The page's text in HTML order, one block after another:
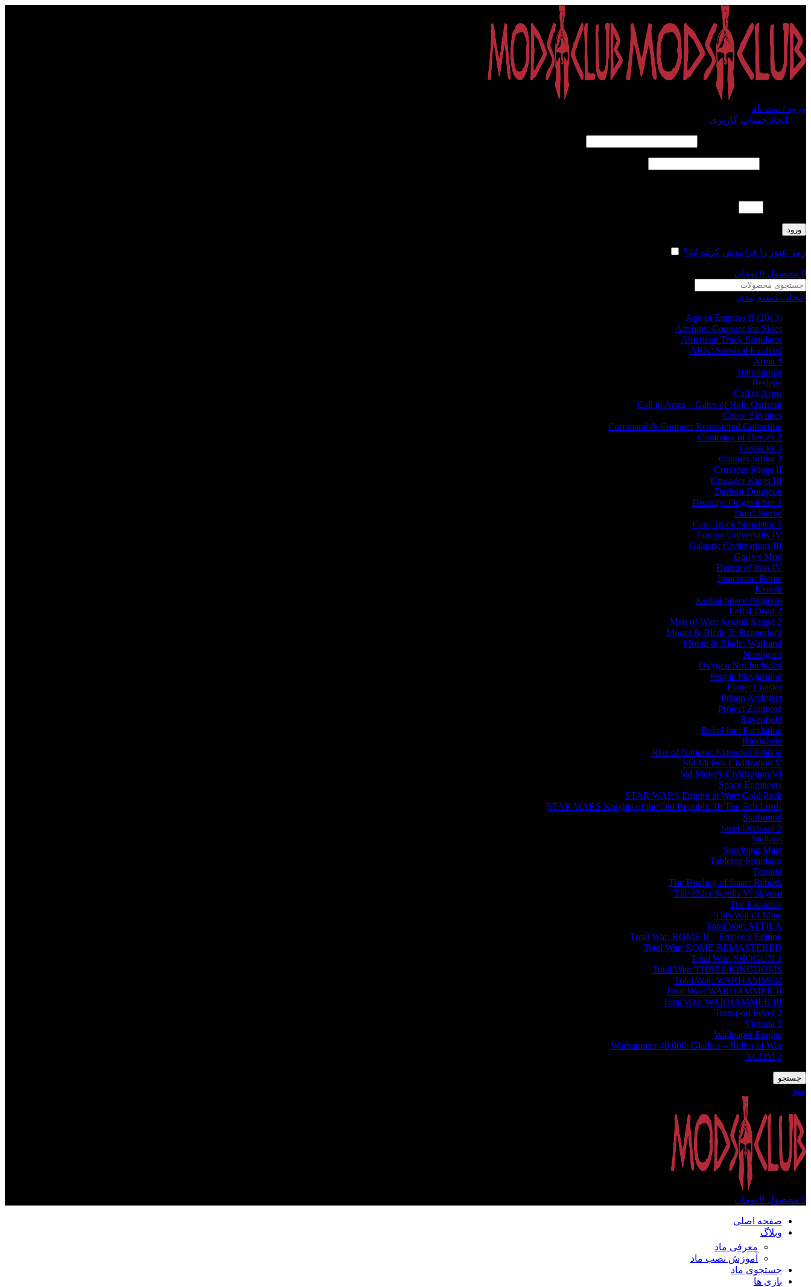
ورود / ثبت نام
ایجاد حساب کاربری
ورود
رمز عبور را فراموش کرده اید؟
0 محصول 0 تومان
انتخاب دسته بندی
Age of Empires II (2013)
Airships: Conquer the Skies
American Truck Simulator
ARK: Survival Evolved
Arma 3
Barotrauma
Besiege
Call to Arms
Call to Arms – Gates of Hell: Ostfront
Cities: Skylines
Command & Conquer Remastered Collection
Company of Heroes 2
Cossacks 3
Counter-Strike 2
Crusader Kings II
Crusader Kings III
Darkest Dungeon
Divinity: Original Sin 2
Don't Starve
Euro Truck Simulator 2
Europa Universalis IV
Galactic Civilizations III
Garry's Mod
Hearts of Iron IV
Imperator: Rome
Kenshi
Kerbal Space Program
Left 4 Dead 2
Men of War: Assault Squad 2
Mount & Blade II: Bannerlord
Mount & Blade: Warband
Northgard
Oxygen Not Included
People Playground
Planet Coaster
Prison Architect
Project Zomboid
Ravenfield
Rebel Inc: Escalation
RimWorld
Rise of Nations: Extended Edition
Sid Meier's Civilization V
Sid Meier's Civilization VI
Space Engineers
STAR WARS Empire at War: Gold Pack
STAR WARS Knights of the Old Republic II: The Sith Lords
Starbound
Steel Division 2
Stellaris
Surviving Mars
Tabletop Simulator
Terraria
The Binding of Isaac: Rebirth
The Elder Scrolls V: Skyrim
The Escapists
This War of Mine
Total War: ATTILA
Total War: ROME II – Emperor Edition
Total War: ROME REMASTERED
Total War: SHOGUN 2
Total War: THREE KINGDOMS
Total War: WARHAMMER
Total War: WARHAMMER II
Total War: WARHAMMER III
Transport Fever 2
Victoria 3
Wallpaper Engine
Warhammer 40,000: Gladius – Relics of War
XCOM 2
جستجو
منو
0 محصول 0 تومان
صفحه اصلی
وبلاگ
معرفی ماد
آموزش نصب ماد
جستجوی ماد
بازی ها